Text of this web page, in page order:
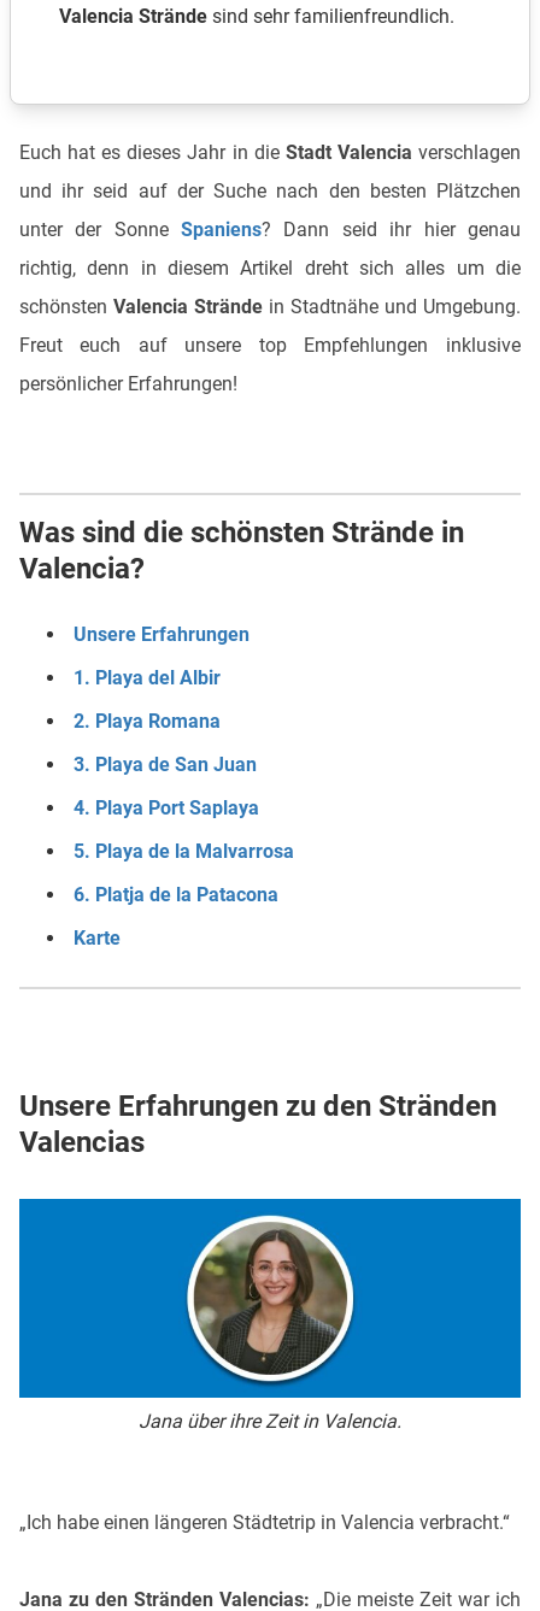
Valencia Strände sind sehr familienfreundlich.
Euch hat es dieses Jahr in die Stadt Valencia verschlagen
und ihr seid auf der Suche nach den besten Plätzchen
unter der SonneSpaniens? Dann seid ihr hier genau
richtig, denn in diesem Artikel dreht sich alles um die
schönsten Valencia Strände in Stadtnähe und Umgebung.
Freut euch auf unsere top Empfehlungen inklusive
persönlicher Erfahrungen!
Was sind die schönsten Strände in
Valencia?
Unsere Erfahrungen
1. Playa del Albir
2. Playa Romana
3. Playa de San Juan
4. Playa Port Saplaya
5. Playa de la Malvarrosa
6. Platja de la Patacona
Karte
Unsere Erfahrungen zu den Stränden
Valencias
Jana über ihre Zeit in Valencia.
„Ich habe einen längeren Städtetrip in Valencia verbracht.“
Jana zu den Stränden Valencias: „Die meiste Zeit war ich